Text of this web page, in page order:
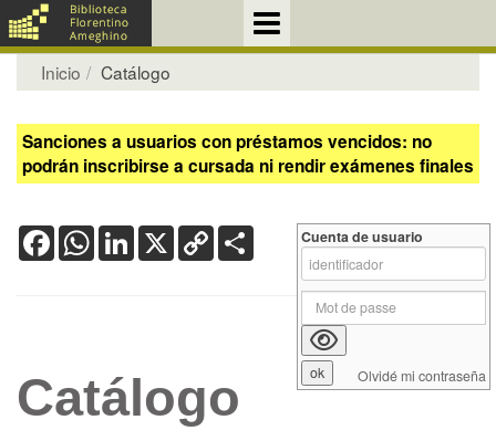
Inicio Catálogo
Sanciones a usuarios con préstamos vencidos: no
podrán inscribirse a cursada ni rendir exámenes finales
FacebookWhatsApp
LinkedIn
X Copy
Link
Catálogo
Cuenta de usuario
Olvidé mi contraseña